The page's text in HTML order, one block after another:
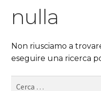
nulla
Non riusciamo a
eseguire una ricerca